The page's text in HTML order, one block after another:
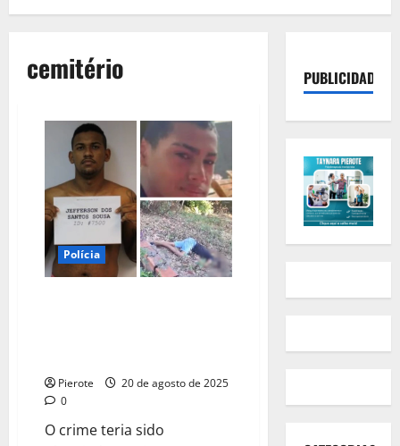
cemitério
Polícia
Pierote
20 de agosto de 2025
0
O crime teria sido
PUBLICIDADE